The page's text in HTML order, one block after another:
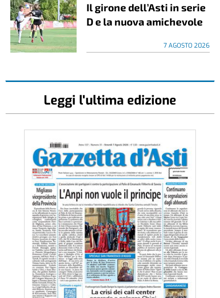
Il girone dell’Asti in serie
D e la nuova amichevole
7 AGOSTO 2026
Leggi l'ultima edizione